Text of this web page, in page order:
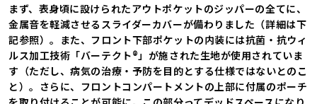
まず、表身頃に設けられたアウトポケットのジッパーの全てに、
金属音を軽減させるスライダーカバーが備わりました（詳細は下
記参照）。また、フロント下部ポケットの内装には抗菌・抗ウィ
ルス加工技術「バーテクト®」が施された生地が使用されていま
す（ただし、病気の治療・予防を目的とする仕様ではないとのこ
と）。さらに、フロントコンパートメントの上部に付属のポーチ